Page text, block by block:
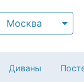
Москва
Диваны